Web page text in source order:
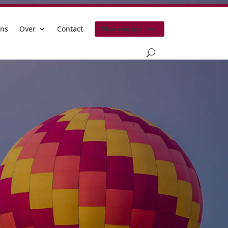
Over Contact Plan een gesprek